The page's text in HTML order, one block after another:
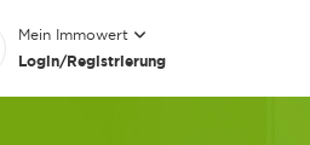
Mein Immowert
Login/Registrierung